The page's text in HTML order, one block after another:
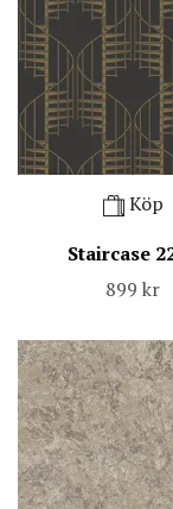
Köp
Staircase
899 kr